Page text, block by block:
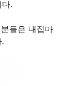
.
들은 내집마
.